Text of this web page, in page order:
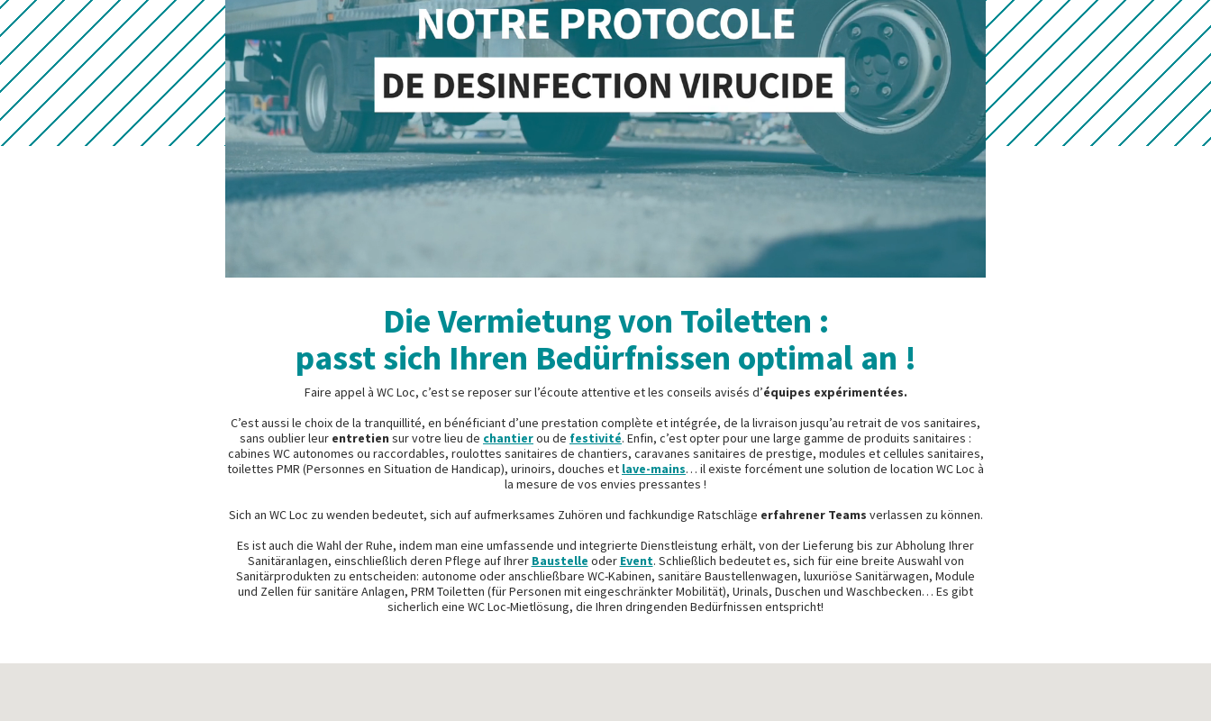
Die Vermietung von Toiletten :
passt sich Ihren Bedürfnissen optimal an !
Faire appel à WC Loc, c’est se reposer sur l’écoute attentive et les conseils avisés d’équipes expérimentées.
C’est aussi le choix de la tranquillité, en bénéficiant d’une prestation complète et intégrée, de la livraison jusqu’au retrait de vos sanitaires,
sans oublier leur entretien sur votre lieu de chantierou de festivité. Enfin, c’est opter pour une large gamme de produits sanitaires :
cabines WC autonomes ou raccordables, roulottes sanitaires de chantiers, caravanes sanitaires de prestige, modules et cellules sanitaires,
toilettes PMR (Personnes en Situation de Handicap), urinoirs, douches et lave-mains… il existe forcément une solution de location WC Loc à
la mesure de vos envies pressantes !
Sich an WC Loc zu wenden bedeutet, sich auf aufmerksames Zuhören und fachkundige Ratschläge erfahrener Teams verlassen zu können.
Es ist auch die Wahl der Ruhe, indem man eine umfassende und integrierte Dienstleistung erhält, von der Lieferung bis zur Abholung Ihrer
Sanitäranlagen, einschließlich deren Pflege auf Ihrer Baustelle oder Event. Schließlich bedeutet es, sich für eine breite Auswahl von
Sanitärprodukten zu entscheiden: autonome oder anschließbare WC-Kabinen, sanitäre Baustellenwagen, luxuriöse Sanitärwagen, Module
und Zellen für sanitäre Anlagen, PRM Toiletten (für Personen mit eingeschränkter Mobilität), Urinals, Duschen und Waschbecken… Es gibt
sicherlich eine WC Loc-Mietlösung, die Ihren dringenden Bedürfnissen entspricht!